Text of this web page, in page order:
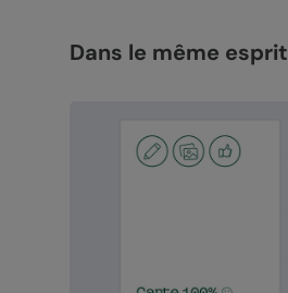
Dans le même esprit